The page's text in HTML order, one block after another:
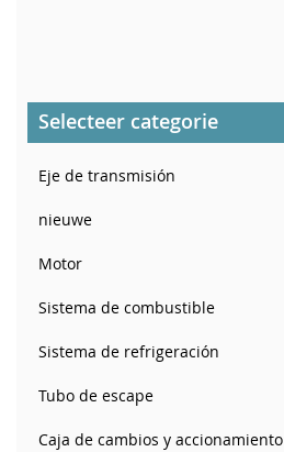
Selecteer categorie
Eje de transmisión
nieuwe
Motor
Sistema de combustible
Sistema de refrigeración
Tubo de escape
Caja de cambios y accionamiento